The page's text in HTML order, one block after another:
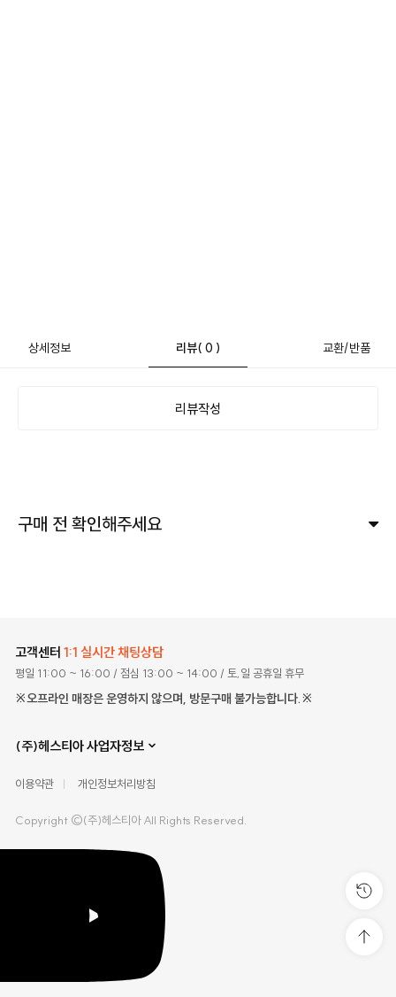
상세정보 리뷰( 0 ) 교환/반품
리뷰작성
구매 전 확인해주세요
고객센터 1:1 실시간 채팅상담
평일 11:00 ~ 16:00 / 점심 13:00 ~ 14:00 / 토,일 공휴일 휴무
※오프라인 매장은 운영하지 않으며, 방문구매 불가능합니다.※
(주)헤스티아 사업자정보
이용약관 개인정보처리방침
Copyright ©(주)헤스티아 All Rights Reserved.